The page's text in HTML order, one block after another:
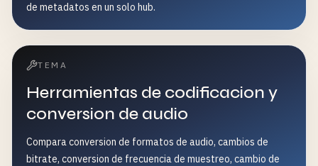
de metadatos en un solo hub.
TEMA
Herramientas de codificacion y
conversion de audio
Compara conversion de formatos de audio, cambios de
bitrate, conversion de frecuencia de muestreo, cambio de